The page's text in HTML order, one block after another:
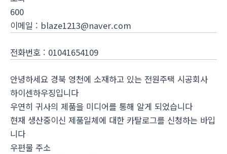
600
이메일 : blaze1213@naver.com
전화번호 : 01041654109
안녕하세요 경북 영천에 소재하고 있는 전원주택 시공회사
하이센하우징입니다
우연히 귀사의 제품을 미디어를 통해 알게 되었습니다
현재 생산중이신 제품일체에 대한 카탈로그를 신청하는 바입
니다
우편물 주소